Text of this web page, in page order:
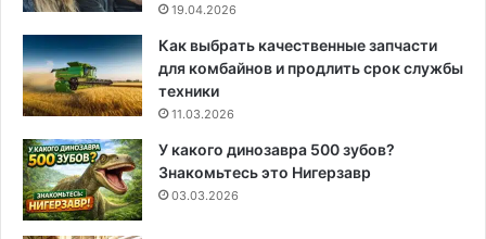
19.04.2026
Как выбрать качественные запчасти
для комбайнов и продлить срок службы
техники
11.03.2026
У какого динозавра 500 зубов?
Знакомьтесь это Нигерзавр
03.03.2026